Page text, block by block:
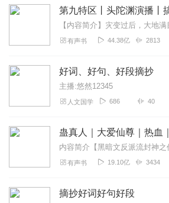
有声书 44.38亿 2813
好词、好句、好段摘抄
主播:悠然12345
人文国学 686 40
有声书 19.10亿 3434
摘抄好词好句好段